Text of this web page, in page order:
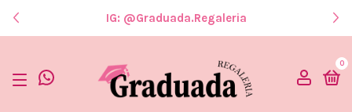
IG: @graduada.regaleria
0